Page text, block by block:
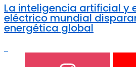
La inteligencia artificial y
eléctrico mundial
energética global